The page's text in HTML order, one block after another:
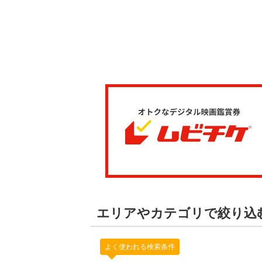
エリアやカテゴリで絞り込
よく使われる検索条件